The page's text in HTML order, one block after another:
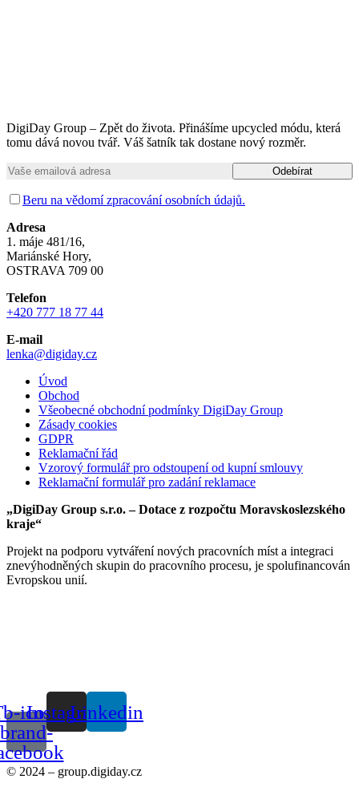
DigiDay Group – Zpět do života. Přinášíme upcycled módu, která
tomu dává novou tvář. Váš šatník tak dostane nový rozměr.
Beru na vědomí zpracování osobních údajů.
Adresa
1. máje 481/16,
Mariánské Hory,
OSTRAVA 709 00
Telefon
+420 777 18 77 44
E-mail
lenka@digiday.cz
Úvod
Obchod
Všeobecné obchodní podmínky DigiDay Group
Zásady cookies
GDPR
Reklamační řád
Vzorový formulář pro odstoupení od kupní smlouvy
Reklamační formulář pro zadání reklamace
„DigiDay Group s.r.o. – Dotace z rozpočtu Moravskoslezského
kraje“
Projekt na podporu vytváření nových pracovních míst a integraci
znevýhodněných skupin do pracovního procesu, je spolufinancován
Evropskou unií.
icon-
brand-
InstagramLinkedin
© 2024 – group.digiday.cz